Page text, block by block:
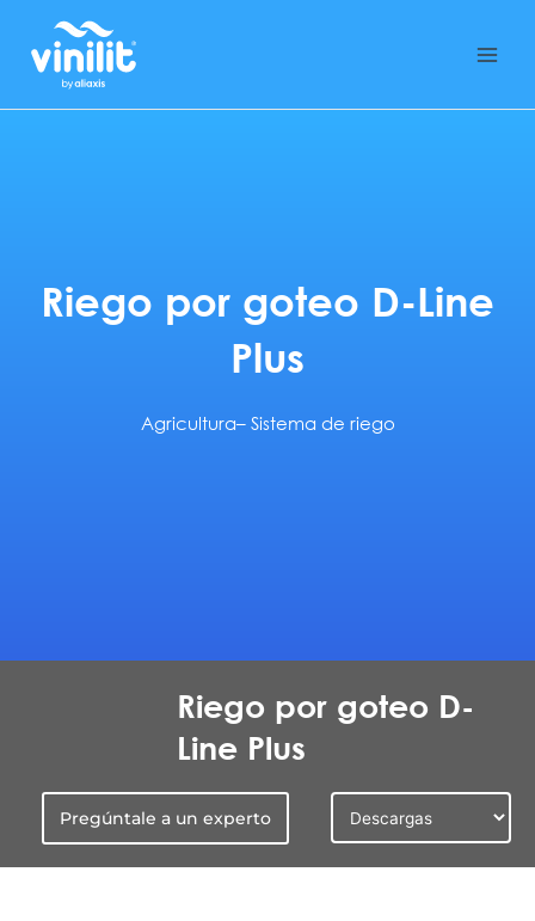
contenido
Riego por goteo D-Line
Plus
Agricultura– Sistema de riego
Riego por goteo D-
Line Plus
Pregúntale a un experto